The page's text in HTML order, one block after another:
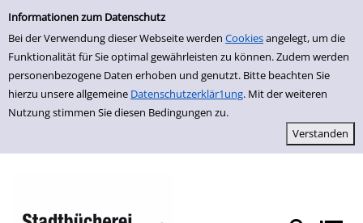
Einfache Suche
Informationen zum Datenschutz
Bei der Verwendung dieser Webseite werden Cookiesangelegt, um die
Funktionalität für Sie optimal gewährleisten zu können. Zudem werden
personenbezogene Daten erhoben und genutzt. Bitte beachten Sie
hierzu unsere allgemeine Datenschutzerklär1ung. Mit der weiteren
Nutzung stimmen Sie diesen Bedingungen zu.
zur Navigation springen
zum Inhalt springen
Zur Detailanzeige springen